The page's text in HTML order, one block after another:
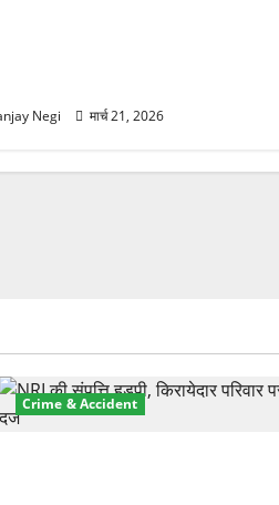
Negi मार्च 21, 2026
Crime & Accident